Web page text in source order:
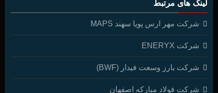
لینک های مرتبط
شرکت مهر ارس پویا سهند MAPS
شرکت ENERYX
شرکت بارز وسعت فیدار (BWF)
شرکت فولاد مبارکه اصفهان